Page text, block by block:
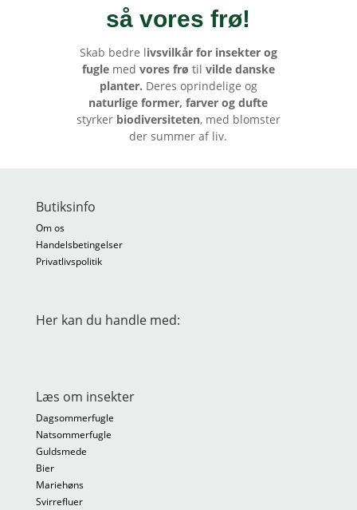
så vores frø!
Skab bedre livsvilkår for insekter og
fuglemed vores frø til vilde danske
planter. Deres oprindelige og
naturlige former, farver og dufte
styrker biodiversiteten, med blomster
der summer af liv.
Butiksinfo
Om os
Handelsbetingelser
Privatlivspolitik
Her kan du handle med:
Læs om insekter
Dagsommerfugle
Natsommerfugle
Guldsmede
Bier
Mariehøns
Svirrefluer